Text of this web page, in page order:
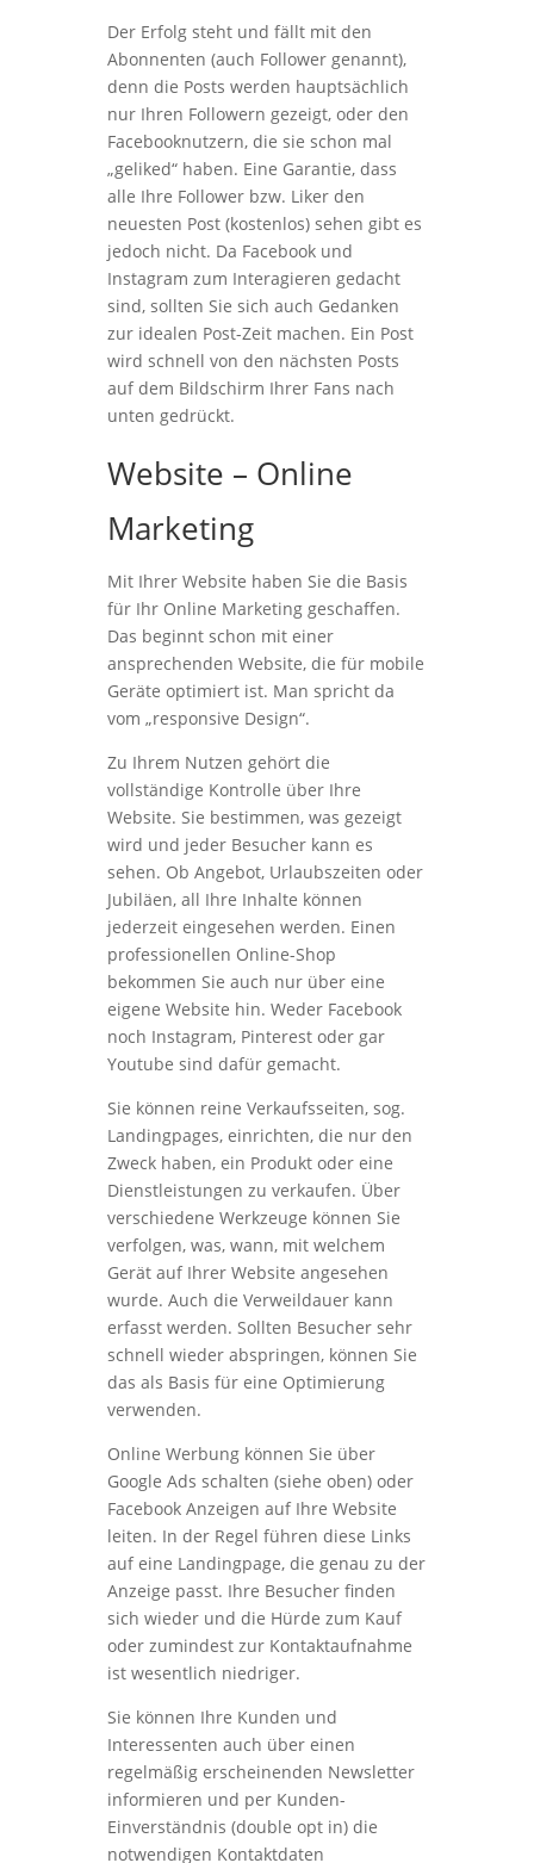
Der Erfolg steht und fällt mit den
Abonnenten (auch Follower genannt),
denn die Posts werden hauptsächlich
nur Ihren Followern gezeigt, oder den
Facebooknutzern, die sie schon mal
„geliked“ haben. Eine Garantie, dass
alle Ihre Follower bzw. Liker den
neuesten Post (kostenlos) sehen gibt es
jedoch nicht. Da Facebook und
Instagram zum Interagieren gedacht
sind, sollten Sie sich auch Gedanken
zur idealen Post-Zeit machen. Ein Post
wird schnell von den nächsten Posts
auf dem Bildschirm Ihrer Fans nach
unten gedrückt.
Website – Online
Marketing
Mit Ihrer Website haben Sie die Basis
für Ihr Online Marketing geschaffen.
Das beginnt schon mit einer
ansprechenden Website, die für mobile
Geräte optimiert ist. Man spricht da
vom „responsive Design“.
Zu Ihrem Nutzen gehört die
vollständige Kontrolle über Ihre
Website. Sie bestimmen, was gezeigt
wird und jeder Besucher kann es
sehen. Ob Angebot, Urlaubszeiten oder
Jubiläen, all Ihre Inhalte können
jederzeit eingesehen werden. Einen
professionellen Online-Shop
bekommen Sie auch nur über eine
eigene Website hin. Weder Facebook
noch Instagram, Pinterest oder gar
Youtube sind dafür gemacht.
Sie können reine Verkaufsseiten, sog.
Landingpages, einrichten, die nur den
Zweck haben, ein Produkt oder eine
Dienstleistungen zu verkaufen. Über
verschiedene Werkzeuge können Sie
verfolgen, was, wann, mit welchem
Gerät auf Ihrer Website angesehen
wurde. Auch die Verweildauer kann
erfasst werden. Sollten Besucher sehr
schnell wieder abspringen, können Sie
das als Basis für eine Optimierung
verwenden.
Online Werbung können Sie über
Google Ads schalten (siehe oben) oder
Facebook Anzeigen auf Ihre Website
leiten. In der Regel führen diese Links
auf eine Landingpage, die genau zu der
Anzeige passt. Ihre Besucher finden
sich wieder und die Hürde zum Kauf
oder zumindest zur Kontaktaufnahme
ist wesentlich niedriger.
Sie können Ihre Kunden und
Interessenten auch über einen
regelmäßig erscheinenden Newsletter
informieren und per Kunden-
Einverständnis (double opt in) die
notwendigen Kontaktdaten